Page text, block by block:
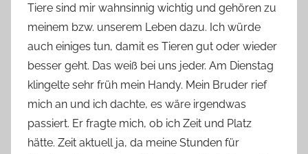
vieles
mehr
n
Y
v
o
n
n
e
Tiere sind mir wahnsinnig wichtig und gehören zu
meinem bzw. unserem Leben dazu. Ich würde
auch einiges tun, damit es Tieren gut oder wieder
besser geht. Das weiß bei uns jeder. Am Dienstag
klingelte sehr früh mein Handy. Mein Bruder rief
mich an und ich dachte, es wäre irgendwas
passiert. Er fragte mich, ob ich Zeit und Platz
hätte. Zeit aktuell ja, da meine Stunden für